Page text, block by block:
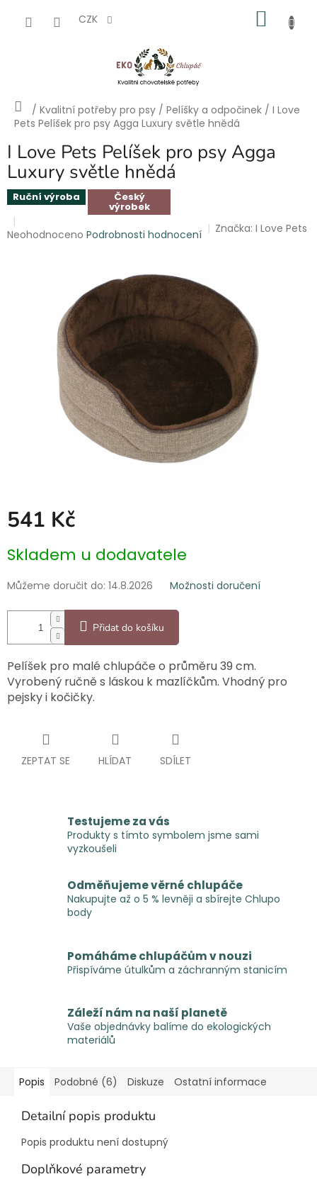
CZK
Domů
/ Kvalitní potřeby pro psy / Pelíšky a odpočinek / I Love
Pets Pelíšek pro psy Agga Luxury světle hnědá
I Love Pets Pelíšek pro psy Agga
Luxury světle hnědá
Ruční výroba Český
výrobek
Průměrné
hvězdiček.
Neohodnoceno Podrobnosti hodnocení Značka:I Love Pets
541 Kč
cena:
Skladem u dodavatele
Můžeme doručit do: 14.8.2026 Možnosti doručení
Přidat do košíku
Pelíšek pro malé chlupáče o průměru 39 cm.
Vyrobený ručně s láskou k mazlíčkům. Vhodný pro
pejsky i kočičky.
ZEPTAT SE HLÍDAT SDÍLET
Testujeme za vás
Produkty s tímto symbolem jsme sami
vyzkoušeli
Odměňujeme věrné chlupáče
Nakupujte až o 5 % levněji a sbírejte Chlupo
body
Pomáháme chlupáčům v nouzi
Přispíváme útulkům a záchranným stanicím
Záleží nám na naší planetě
Vaše objednávky balíme do ekologických
materiálů
Popis Podobné (6) Diskuze Ostatní informace
Detailní popis produktu
Popis produktu není dostupný
Doplňkové parametry